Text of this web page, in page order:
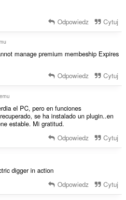
Odpowiedz Cytuj
manage premium membeship Expires
Odpowiedz Cytuj
el PC, pero en funciones
se ha instalado un plugin..en
estable. Mi gratitud.
Odpowiedz Cytuj
digger in action
Odpowiedz Cytuj